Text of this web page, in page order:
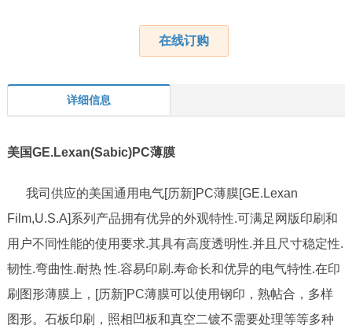
在线订购
详细信息
美国GE.Lexan(Sabic)PC薄膜
我司供应的美国通用电气[历新]PC薄膜[GE.Lexan
Film,U.S.A]系列产品拥有优异的外观特性.可满足网版印刷和
用户不同性能的使用要求.其具有高度透明性.并且尺寸稳定性.
韧性.弯曲性.耐热 性.容易印刷.寿命长和优异的电气特性.在印
刷图形薄膜上，[历新]PC薄膜可以使用钢印，熟帖合，多样
图形。石板印刷，照相凹板和真空二镀不需要处理等等多种